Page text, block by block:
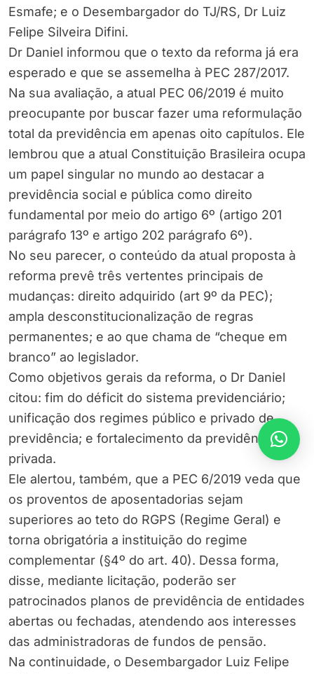
Esmafe; e o Desembargador do TJ/RS, Dr Luiz
Felipe Silveira Difini.
Dr Daniel informou que o texto da reforma já era
esperado e que se assemelha à PEC 287/2017.
Na sua avaliação, a atual PEC 06/2019 é muito
preocupante por buscar fazer uma reformulação
total da previdência em apenas oito capítulos. Ele
lembrou que a atual Constituição Brasileira ocupa
um papel singular no mundo ao destacar a
previdência social e pública como direito
fundamental por meio do artigo 6º (artigo 201
parágrafo 13º e artigo 202 parágrafo 6º).
No seu parecer, o conteúdo da atual proposta à
reforma prevê três vertentes principais de
mudanças: direito adquirido (art 9º da PEC);
ampla desconstitucionalização de regras
permanentes; e ao que chama de “cheque em
branco” ao legislador.
Como objetivos gerais da reforma, o Dr Daniel
citou: fim do déficit do sistema previdenciário;
unificação dos regimes público e privado de
previdência; e fortalecimento da previdência
privada.
Ele alertou, também, que a PEC 6/2019 veda que
os proventos de aposentadorias sejam
superiores ao teto do RGPS (Regime Geral) e
torna obrigatória a instituição do regime
complementar (§4º do art. 40). Dessa forma,
disse, mediante licitação, poderão ser
patrocinados planos de previdência de entidades
abertas ou fechadas, atendendo aos interesses
das administradoras de fundos de pensão.
Na continuidade, o Desembargador Luiz Felipe